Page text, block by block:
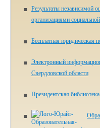
Результаты независимой
организациями
Бесплатная юридическая
Электронный
Свердловской области
Президентская